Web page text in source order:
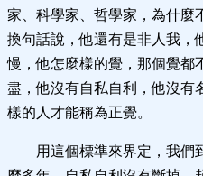
家、科學家、哲學家，為什麼
換句話說，他還有是非人我，
慢，他怎麼樣的覺，那個覺都
盡，他沒有自私自利，他沒有
樣的人才能稱為正覺。
用這個標準來界定，我們